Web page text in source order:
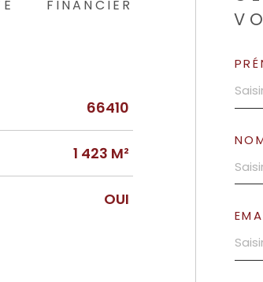
FINANCIER
66410
1 423 M²
OUI